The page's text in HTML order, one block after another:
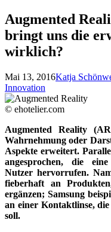
Augmented
bringt uns die
wirklich?
Mai 13, 2016Katja
Innovation
© ehotelier.com
Augmented Reality
Wahrnehmung oder
Aspekte erweitert.
angesprochen, die
Nutzer hervorrufen.
fieberhaft an
ergänzen; Samsung
an einer Kontaktlinse,
soll.